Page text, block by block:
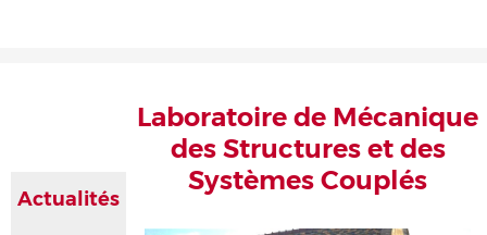
Laboratoire de Mécanique
des Structures et des
Systèmes Couplés
Actualités